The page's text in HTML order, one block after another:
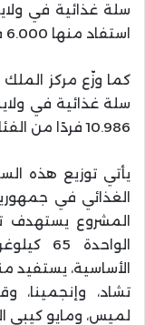
سلة غذائية في
استفاد منها 6.000 فرد من الفئات الأكثر احتياجًا
سلة غذائية في
10.986 فردًا من الفئات الأكثر احتياجًا.
يأتي توزيع هذه
الغذائي في جمهورية
تشاد، وإنجمينا،
لميس، ومايو كيبي